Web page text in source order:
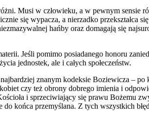
Musi w człowieku, a w pewnym sensie
się wypacza, a nierzadko przekształca
hańby oraz domagają się
Jeśli pomimo posiadanego honoru
jednostek, ale i całych społeczeństw.
znanym kodeksie Boziewicza –
czy też obrony dobrego imienia i
i sprzeciwiający się prawu Bożemu
do końca przemyślana. Z tych wszystkich